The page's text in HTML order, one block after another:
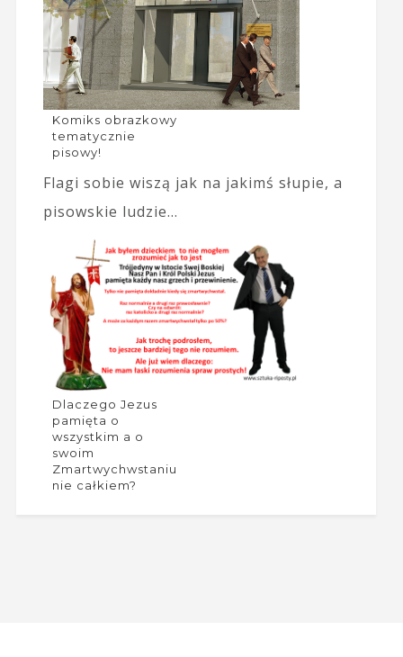
Komiks obrazkowy
tematycznie
pisowy!
Flagi sobie wiszą jak na jakimś słupie, a
pisowskie ludzie...
Dlaczego Jezus
pamięta o
wszystkim a o
swoim
Zmartwychwstaniu
nie całkiem?